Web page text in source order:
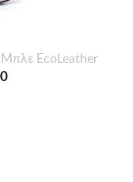
EcoLeather